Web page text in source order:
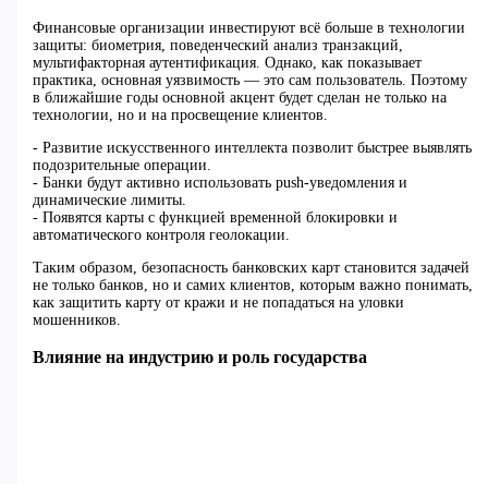
Финансовые организации инвестируют всё больше в технологии
защиты: биометрия, поведенческий анализ транзакций,
мультифакторная аутентификация. Однако, как показывает
практика, основная уязвимость — это сам пользователь. Поэтому
в ближайшие годы основной акцент будет сделан не только на
технологии, но и на просвещение клиентов.
- Развитие искусственного интеллекта позволит быстрее выявлять
подозрительные операции.
- Банки будут активно использовать push-уведомления и
динамические лимиты.
- Появятся карты с функцией временной блокировки и
автоматического контроля геолокации.
Таким образом, безопасность банковских карт становится задачей
не только банков, но и самих клиентов, которым важно понимать,
как защитить карту от кражи и не попадаться на уловки
мошенников.
Влияние на индустрию и роль государства